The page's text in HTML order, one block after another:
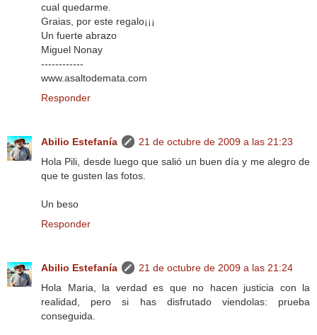
cual quedarme.
Graias, por este regalo¡¡¡
Un fuerte abrazo
Miguel Nonay
------------
www.asaltodemata.com
Responder
Abilio Estefanía
21 de octubre de 2009 a las 21:23
Hola Pili, desde luego que salió un buen día y me alegro de
que te gusten las fotos.
Un beso
Responder
Abilio Estefanía
21 de octubre de 2009 a las 21:24
Hola Maria, la verdad es que no hacen justicia con la
realidad, pero si has disfrutado viendolas: prueba
conseguida.